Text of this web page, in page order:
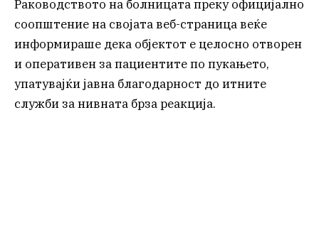
Раководството на болницата преку официјално
соопштение на својата веб-страница веќе
информираше дека објектот е целосно отворен
и оперативен за пациентите по пукањето,
упатувајќи јавна благодарност до итните
служби за нивната брза реакција.